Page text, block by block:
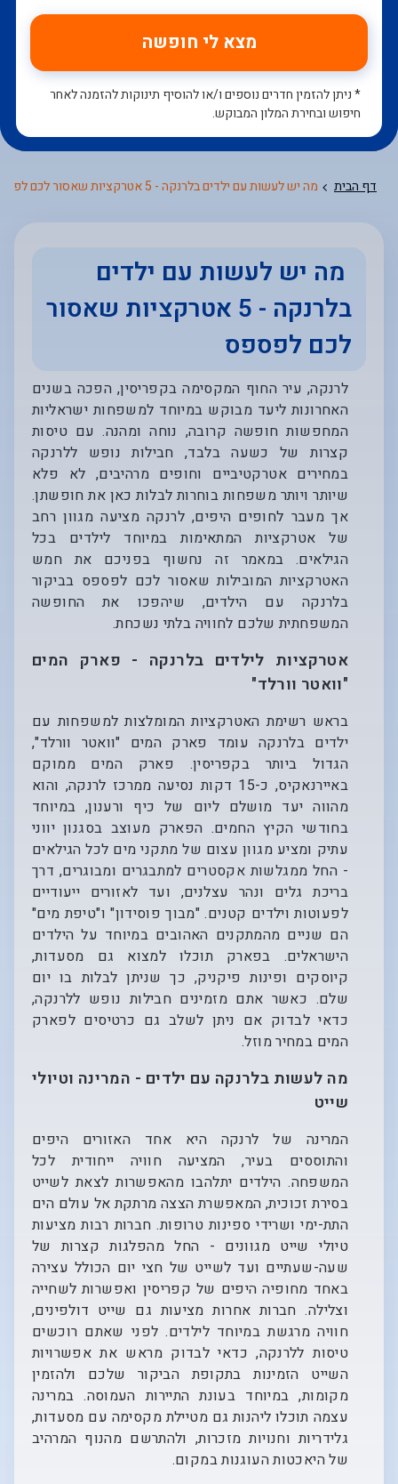
מצא לי חופשה
* ניתן להזמין חדרים נוספים ו/או להוסיף תינוקות להזמנה לאחר
חיפוש ובחירת המלון המבוקש.
דף הבית מה יש לעשות עם ילדים בלרנקה - 5 אטרקציות שאסור לכם לפספס
מה יש לעשות עם ילדים
בלרנקה - 5 אטרקציות שאסור
לכם לפספס
לרנקה, עיר החוף המקסימה בקפריסין, הפכה בשנים
האחרונות ליעד מבוקש במיוחד למשפחות ישראליות
המחפשות חופשה קרובה, נוחה ומהנה. עם טיסות
קצרות של כשעה בלבד, חבילות נופש ללרנקה
במחירים אטרקטיביים וחופים מרהיבים, לא פלא
שיותר ויותר משפחות בוחרות לבלות כאן את חופשתן.
אך מעבר לחופים היפים, לרנקה מציעה מגוון רחב
של אטרקציות המתאימות במיוחד לילדים בכל
הגילאים. במאמר זה נחשוף בפניכם את חמש
האטרקציות המובילות שאסור לכם לפספס בביקור
בלרנקה עם הילדים, שיהפכו את החופשה
המשפחתית שלכם לחוויה בלתי נשכחת.
אטרקציות לילדים בלרנקה - פארק המים
"וואטר וורלד"
בראש רשימת האטרקציות המומלצות למשפחות עם
ילדים בלרנקה עומד פארק המים "וואטר וורלד",
הגדול ביותר בקפריסין. פארק המים ממוקם
באיירנאקיס, כ-15 דקות נסיעה ממרכז לרנקה, והוא
מהווה יעד מושלם ליום של כיף ורענון, במיוחד
בחודשי הקיץ החמים. הפארק מעוצב בסגנון יווני
עתיק ומציע מגוון עצום של מתקני מים לכל הגילאים
- החל ממגלשות אקסטרים למתבגרים ומבוגרים, דרך
בריכת גלים ונהר עצלנים, ועד לאזורים ייעודיים
לפעוטות וילדים קטנים. "מבוך פוסידון" ו"טיפת מים"
הם שניים מהמתקנים האהובים במיוחד על הילדים
הישראלים. בפארק תוכלו למצוא גם מסעדות,
קיוסקים ופינות פיקניק, כך שניתן לבלות בו יום
שלם. כאשר אתם מזמינים חבילות נופש ללרנקה,
כדאי לבדוק אם ניתן לשלב גם כרטיסים לפארק
המים במחיר מוזל.
מה לעשות בלרנקה עם ילדים - המרינה וטיולי
שייט
המרינה של לרנקה היא אחד האזורים היפים
והתוססים בעיר, המציעה חוויה ייחודית לכל
המשפחה. הילדים יתלהבו מהאפשרות לצאת לשייט
בסירת זכוכית, המאפשרת הצצה מרתקת אל עולם הים
התת-ימי ושרידי ספינות טרופות. חברות רבות מציעות
טיולי שייט מגוונים - החל מהפלגות קצרות של
שעה-שעתיים ועד לשייט של חצי יום הכולל עצירה
באחד מחופיה היפים של קפריסין ואפשרות לשחייה
וצלילה. חברות אחרות מציעות גם שייט דולפינים,
חוויה מרגשת במיוחד לילדים. לפני שאתם רוכשים
טיסות ללרנקה, כדאי לבדוק מראש את אפשרויות
השייט הזמינות בתקופת הביקור שלכם ולהזמין
מקומות, במיוחד בעונת התיירות העמוסה. במרינה
עצמה תוכלו ליהנות גם מטיילת מקסימה עם מסעדות,
גלידריות וחנויות מזכרות, ולהתרשם מהנוף המרהיב
של היאכטות העוגנות במקום.